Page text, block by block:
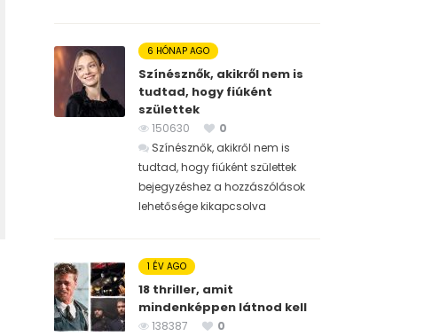
6 HÓNAP AGO
Színésznők, akikről nem is
tudtad, hogy fiúként
születtek
150630
0
Színésznők, akikről nem is
tudtad, hogy fiúként születtek
bejegyzéshez a hozzászólások
lehetősége kikapcsolva
1 ÉV AGO
18 thriller, amit
mindenképpen látnod kell
138387
0